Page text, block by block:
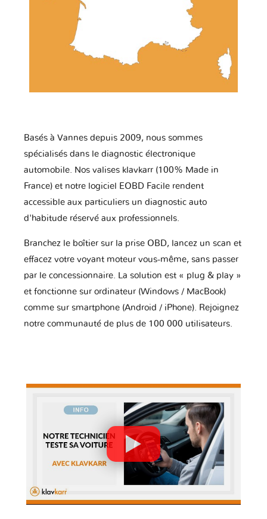
Basés à Vannes depuis 2009, nous sommes
spécialisés dans le diagnostic électronique
automobile. Nos valises klavkarr (100% Made in
France) et notre logiciel EOBD Facile rendent
accessible aux particuliers un diagnostic auto
d'habitude réservé aux professionnels.
Branchez le boîtier sur la prise OBD, lancez un scan et
effacez votre voyant moteur vous-même, sans passer
par le concessionnaire. La solution est « plug & play »
et fonctionne sur ordinateur (Windows / MacBook)
comme sur smartphone (Android / iPhone). Rejoignez
notre communauté de plus de 100 000 utilisateurs.